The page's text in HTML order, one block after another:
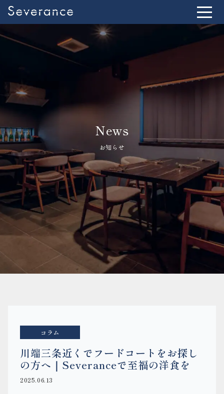
News
お知らせ
コラム
川端三条近くでフードコートをお探し
の方へ｜Severanceで至福の洋食を
2025.06.13